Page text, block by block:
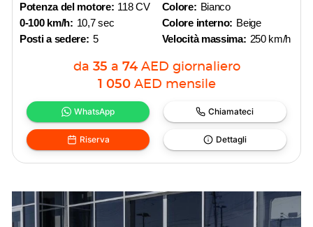
Potenza del motore: 118 CV
0-100 km/h: 10,7 sec
Posti a sedere: 5
Colore: Bianco
Colore interno: Beige
Velocità massima: 250 km/h
da 35 a 74 AED giornaliero
1 050 AED mensile
WhatsApp Chiamateci
Riserva Dettagli